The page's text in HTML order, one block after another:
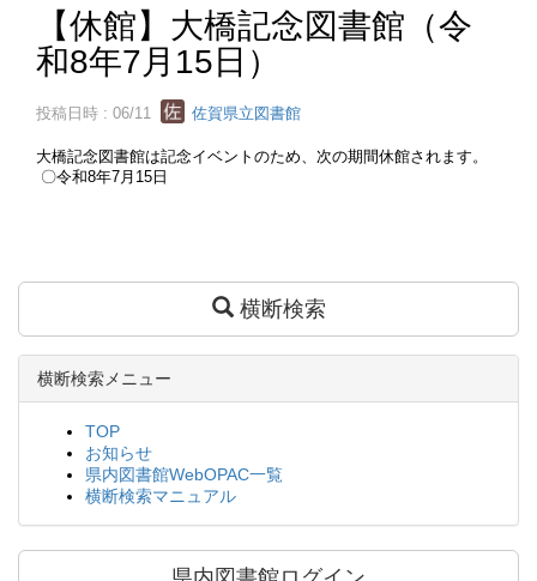
【休館】大橋記念図書館（令
和8年7月15日）
投稿日時 : 06/11 佐賀県立図書館
大橋記念図書館は記念イベントのため、次の期間休館されます。
〇令和8年7月15日
横断検索
横断検索メニュー
TOP
お知らせ
県内図書館WebOPAC一覧
横断検索マニュアル